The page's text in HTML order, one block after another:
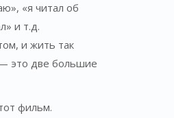
«я читал об
и т.д.
и жить так
это две большие
фильм.